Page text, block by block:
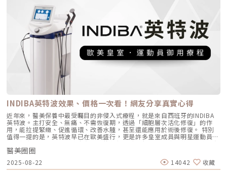
的持久性。Q：微晶瓷施打過程會痛嗎？由於已含有麻醉成分，因此能有效
地減輕疼痛感。在過程中，可能會感覺到輕微的針刺感和輕微脹感，這些輕
微的感受絕大多數人都能夠接受。Q：微晶瓷的注射頻率是多久？因為每個
人想要追求的理想不同，流失速度也會有所差異，通常以外觀變化作為評估
標準。有些人遵循醫師建議時間，約1年到1.6年施打一次；而有些人則希望
保持最滿意的外貌，因此，可能會提前進行注射，以保持完美的狀態。Q：
微晶瓷有副作用嗎？常見的副作用包括腫脹和瘀青，腫脹大多數情況下會持
續3到7天，但也有少部分的人會持續腫脹到2週左右。其他副作用較低的機
率有感染、結節、皮膚泛紅等，極少數情況下可能出現其他非預期的副作
用。Q：哪些族群不適合微晶瓷？ 如果皮膚出現過敏或發炎情況，建議等待
治療完成後再接受療程。 孕婦或哺乳期婦女可以考慮接受注射，但建議事
先與醫師討論。 正在服用人蔘、魚油、銀杏、止痛藥、阿斯匹靈、維他命
或其他可能影響血液凝固的藥物或食品，可能增加出現瘀青的機率，但還是
可考慮注射。 如果一週內有重要活動或場合，建議延後施打。Q：微晶瓷會
在體內留下殘留物嗎？由於微晶瓷會逐漸被人體代謝，若後續沒有持續接受
施打，隨之而來的是皺紋逐漸恢復至原本的狀態，相對地，身體流失的膠原
蛋白和將會越來越多。★溫馨提醒★小編要提醒大家，醫療並非單純的商業
交易，所有的療程都伴隨著風險。因此，作為消費者應該謹慎選擇合適的醫
療方案，以確保安全與健康。
於手術後留下的疤痕，雷射治療可以減少其顏色和提升皮膚的光滑度​。3. 普
通疣疣是一種由人類乳頭瘤病毒（HPV）引起的常見皮膚問題，通常出現在
手部和足部。Vbeam Platinum 能夠通過破壞供應疣的血管來有效治療這
些病變，從而使疣逐漸消失​。4. 血管瘤這是一種良性腫瘤，通常由血管細胞
增生引起，表現為皮膚上的紅色或紫色斑塊。Vbeam Platinum 能夠縮小
血管瘤的大小，減少其顏色，使其不再顯眼。櫻花染料雷射 4大特點波長和
脈衝設計 Vbeam Platinum 使用595nm波長的脈衝染料雷射，能夠精確地
針對和凝固不同直徑的血管，無需造成瘀青。其長時間的脈衝設計有助於降
低治療過程中的不適感和副作用​。冷卻系統 儀器配備動態冷卻裝置，在雷
射發射前、發射時和發射後自動噴灑冷卻劑，保護皮膚的表層，減少疼痛
感。多功能應用 除了治療常見的血管問題，如紅胎記、面部毛細血管擴
張、酒糟鼻等，Vbeam Platinum 也被廣泛應用於治療疤痕和普通疣，療
效顯著​。便捷操作 儀器設計輕巧，易於操作。它配有簡單明瞭的治療指南
和可客製化調整的參數，使醫生能夠根據病人的具體需求進行個人化治療，
提供最佳的治療效果。Vbeam Platinum 櫻花染料雷射優缺點及禁忌症優
點高效治療 Vbeam Platinum 能有效治療多種血管性皮膚問題，如紅胎
記、毛細血管擴張、酒糟鼻等。其獨特的波長和脈衝設計，保證了高效的治
療效果​。舒適度高 儀器配有先進的動態冷卻系統，在治療過程中能降低疼
痛感，患者不需麻醉，治療後也不會出現明顯的瘀青或腫脹，方便即時進行
日常活動​。安全性高 Vbeam Platinum 對皮膚的損傷小，適合各種皮膚類
型，特別是亞洲人的皮膚。其智能冷卻系統在皮膚溫度過高時自動停止，避
免燙傷​。多功能應用 除了治療血管問題，Vbeam Platinum 還能有效治療
疤痕、普通疣等皮膚問題，應用範圍廣泛。缺點治療次數多 由於不同病灶
的特性，有時可能需要多次治療才能達到更理想效果，這對於追求短期速效
INDIBA英特波效果、價格一次看！網友分享真實心得
近年來，醫美保養中最受矚目的非侵入式療程，就是來自西班牙的INDIBA
英特波。主打安全、無痛、不需恢復期，透過「細胞層次活化修復」的作
用，能拉提緊緻、促進循環、改善水腫，甚至還能應用於術後修復。 特別
值得一提的是，英特波早已在歐美盛行，更是許多皇室成員與明星運動員御
用療程之一，因此在全球享有高度信任與口碑。很多人好奇！英特波效果真
的好嗎？做一次療程就有感嗎？當然還有最實際的問題，英特波價格或費用
大概多少？這篇文章將帶你一次看懂專業資訊與網友真實心得！什麼是英特
波？作用原理？INDIBA英特波屬於單極電波療程，核心技術是448kHz的專
利電波頻率。主要在不傷害組織的情況下，刺激細胞活化，促進膠原蛋白再
醫美圈圈
2025-08-22 14042 收藏